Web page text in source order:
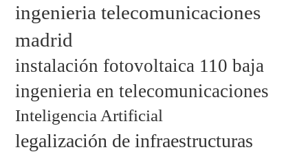
ingenieria telecomunicaciones
madrid
instalación fotovoltaica 110 baja
ingenieria en telecomunicaciones
Inteligencia Artificial
legalización de infraestructuras